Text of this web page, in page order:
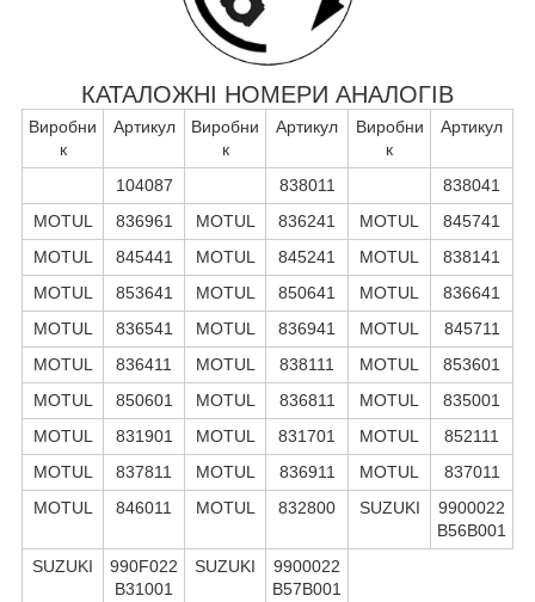
КАТАЛОЖНІ НОМЕРИ АНАЛОГІВ
Виробни
к
Артикул
Виробни
к
Артикул
Виробни
к
Артикул
104087 838011
838041
MOTUL
836961 MOTUL 836241 MOTUL
845741
MOTUL
845441 MOTUL 845241 MOTUL
838141
MOTUL
853641 MOTUL 850641 MOTUL
836641
MOTUL
836541 MOTUL 836941 MOTUL
845711
MOTUL
836411 MOTUL 838111 MOTUL
853601
MOTUL
850601 MOTUL 836811 MOTUL
835001
MOTUL
831901 MOTUL 831701 MOTUL
852111
MOTUL
837811 MOTUL 836911 MOTUL
837011
MOTUL
846011 MOTUL 832800 SUZUKI
9900022
B56B001
SUZUKI
990F022
B31001
SUZUKI
9900022
B57B001